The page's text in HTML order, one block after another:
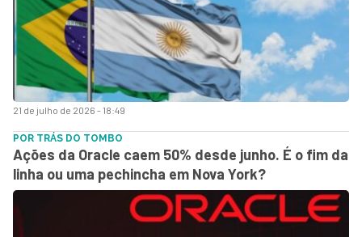
21 de julho de 2026 - 18:49
POR TRÁS DO TOMBO
Ações da Oracle caem 50% desde junho. É o fim da
linha ou uma pechincha em Nova York?